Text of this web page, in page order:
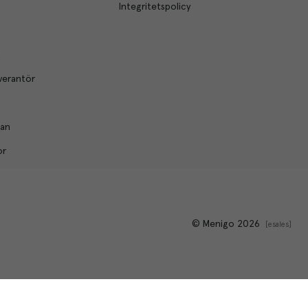
Integritetspolicy
© Menigo 2026 esales]